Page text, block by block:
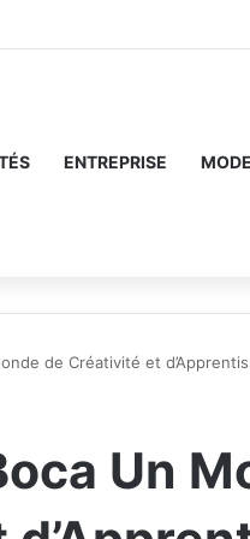
ENTREPRISE MODE
de Créativité et
Un